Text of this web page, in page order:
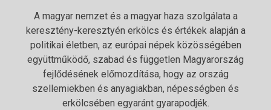
A magyar nemzet és a magyar haza szolgálata a
keresztény-keresztyén erkölcs és értékek alapján a
politikai életben, az európai népek közösségében
együttműködő, szabad és független Magyarország
fejlődésének előmozdítása, hogy az ország
szellemiekben és anyagiakban, népességben és
erkölcsében egyaránt gyarapodjék.